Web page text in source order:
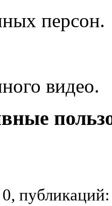
персон.
видео.